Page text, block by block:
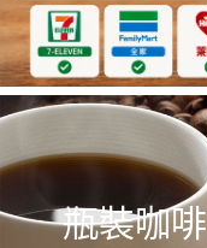
瓶裝咖啡